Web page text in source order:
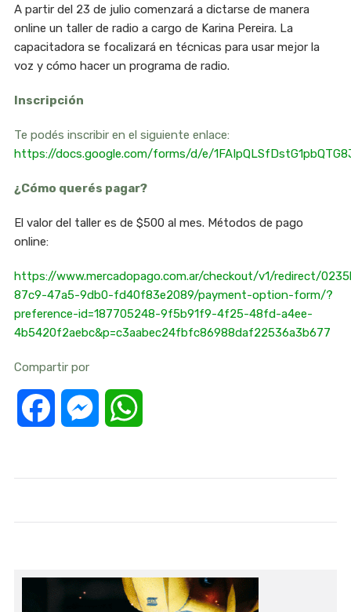
A partir del 23 de julio comenzará a dictarse de manera
online un taller de radio a cargo de Karina Pereira. La
capacitadora se focalizará en técnicas para usar mejor la
voz y cómo hacer un programa de radio.
Inscripción
Te podés inscribir en el siguiente enlace:
https://docs.google.com/forms/d/e/
¿Cómo querés pagar?
El valor del taller es de $500 al mes. Métodos de pago
online:
https://www.mercadopago.com.ar/checkout/v1/redirect/
87c9-47a5-9db0-fd40f83e2089/payment-option-form/?
preference-id=187705248-9f5b91f9-4f25-48fd-a4ee-
4b5420f2aebc&p=c3aabec24fbfc86988daf22536a3b677
Compartir por
Facebook Messenger